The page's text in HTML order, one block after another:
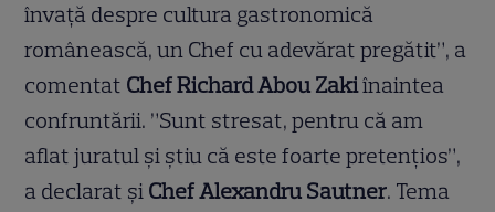
învață despre cultura gastronomică
românească, un Chef cu adevărat pregătit”, a
comentat Chef Richard Abou Zakiînaintea
confruntării. ”Sunt stresat, pentru că am
aflat juratul și știu că este foarte pretențios”,
a declarat și Chef Alexandru Sautner. Tema